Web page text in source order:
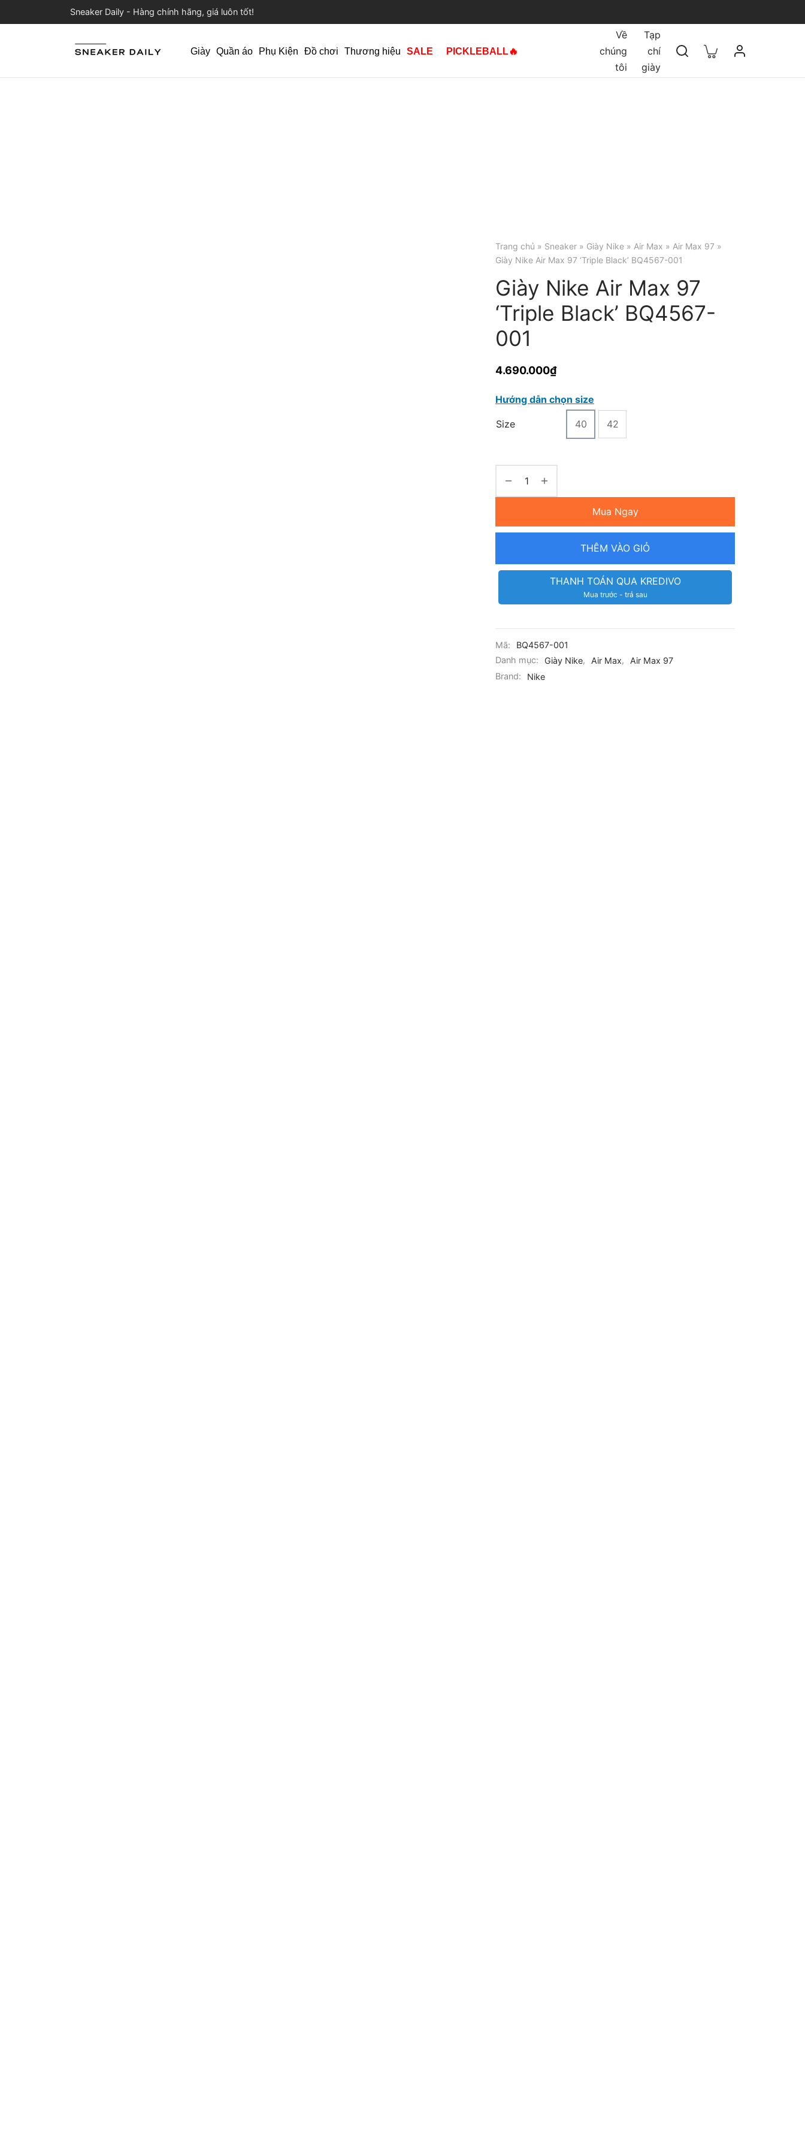
Sneaker Daily - Hàng chính hãng, giá luôn tốt!
Giày Quần áo Phụ Kiện Đồ chơi Thương hiệu SALE PICKLEBALL🔥
Về
chúng
tôi
Tạp
chí
giày
Trang chủ » Sneaker » Giày Nike » Air Max » Air Max 97 »
Giày Nike Air Max 97 ‘Triple Black’ BQ4567-001
Giày Nike Air Max 97
‘Triple Black’ BQ4567-
001
4.690.000₫
Hướng dẫn chọn size
Size 40 42
Mua Ngay
THÊM VÀO GIỎ
THANH TOÁN QUA KREDIVO
Mua trước - trả sau
Mã:
BQ4567-001
Danh mục:
Giày Nike, Air Max,
Air Max 97
Brand:
Nike